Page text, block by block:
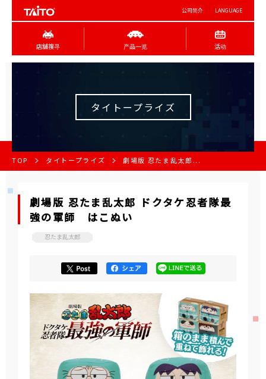
公司简介 LANGUAGE
店舖搜寻 产品一览 活动
タイトープライズ
TOP タイトープライズ 劇場版 忍たま乱太郎...
劇場版 忍たま乱太郎 ドクタケ忍者隊最
強の軍師 はこぬい
忍たま乱太郎